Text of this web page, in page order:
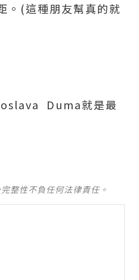
。(這種朋友幫真的就
Duma就是最
整性不負任何法律責任。